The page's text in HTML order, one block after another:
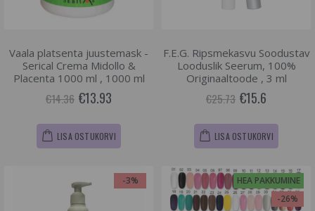
Vaala platsenta juustemask -
Serical Crema Midollo &
Placenta 1000 ml , 1000 ml
€14.36 €13.93
LISA OSTUKORVI
F.E.G. Ripsmekasvu Soodustav
Looduslik Seerum, 100%
Originaaltoode , 3 ml
€25.73 €15.6
LISA OSTUKORVI
-3%
HEA PAKKUMINE
-26%